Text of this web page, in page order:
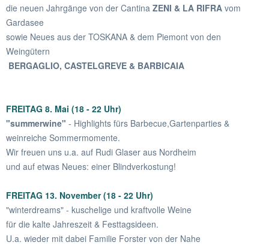
die neuen Jahrgänge von der Cantina ZENI & LA RIFRA vom
Gardasee
sowie Neues aus der TOSKANA & dem Piemont von den
Weingütern
BERGAGLIO, CASTELGREVE & BARBICAIA
FREITAG 8. Mai (18 - 22 Uhr)
"summerwine" - Highlights fürs Barbecue,Gartenparties &
weinreiche Sommermomente.
Wir freuen uns u.a. auf Rudi Glaser aus Nordheim
und auf etwas Neues: einer Blindverkostung!
FREITAG 13. November(18 - 22 Uhr)
"winterdreams" - kuschelige und kraftvolle Weine
für die kalte Jahreszeit & Festtagsideen.
U.a. wieder mit dabei Familie Forster von der Nahe